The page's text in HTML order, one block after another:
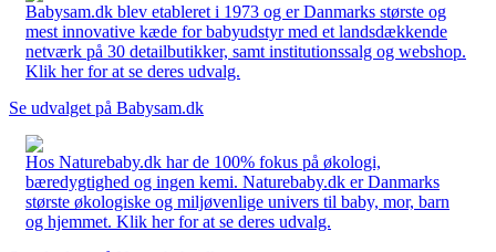
Babysam.dk blev etableret i 1973 og er Danmarks største og
mest innovative kæde for babyudstyr med et landsdækkende
netværk på 30 detailbutikker, samt institutionssalg og webshop.
Klik her for at se deres udvalg.
Se udvalget på Babysam.dk
Hos Naturebaby.dk har de 100% fokus på økologi,
bæredygtighed og ingen kemi. Naturebaby.dk er Danmarks
største økologiske og miljøvenlige univers til baby, mor, barn
og hjemmet. Klik her for at se deres udvalg.